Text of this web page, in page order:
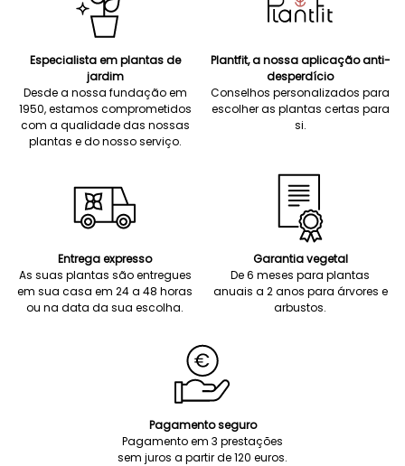
Especialista em plantas de
jardim
Desde a nossa fundação em
1950, estamos comprometidos
com a qualidade das nossas
plantas e do nosso serviço.
Plantfit, a nossa aplicação anti-
desperdício
Conselhos personalizados para
escolher as plantas certas para
si.
Entrega expresso
As suas plantas são entregues
em sua casa em 24 a 48 horas
ou na data da sua escolha.
Garantia vegetal
De 6 meses para plantas
anuais a 2 anos para árvores e
arbustos.
Pagamento seguro
Pagamento em 3 prestações
sem juros a partir de 120 euros.